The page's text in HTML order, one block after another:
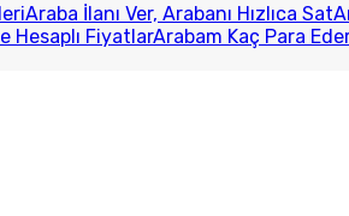
Araba İlanı Ver, Arabanı Hızlıca Sat
Hesaplı FiyatlarArabam Kaç Para